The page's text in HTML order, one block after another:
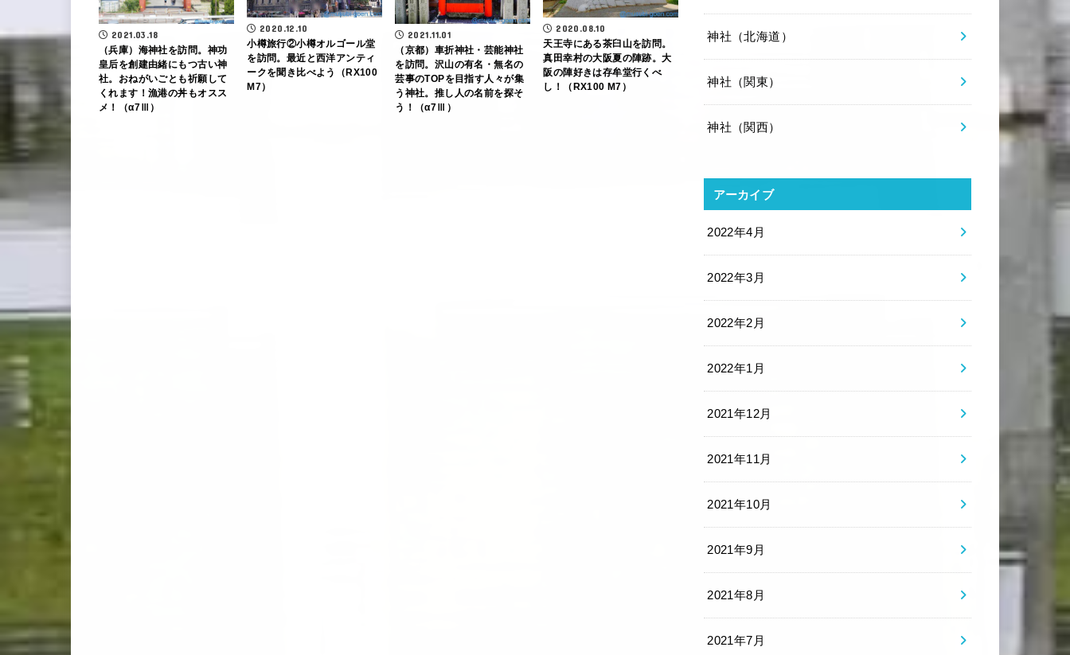
2021.03.18
（兵庫）海神社を訪問。神功
皇后を創建由緒にもつ古い神
社。おねがいごとも祈願して
くれます！漁港の丼もオスス
メ！（α7Ⅲ）
2020.12.10
小樽旅行②小樽オルゴール堂
を訪問。最近と西洋アンティ
ークを聞き比べよう（RX100
M7）
2021.11.01
（京都）車折神社・芸能神社
を訪問。沢山の有名・無名の
芸事のTOPを目指す人々が集
う神社。推し人の名前を探そ
う！（α7Ⅲ）
2020.08.10
天王寺にある茶臼山を訪問。
真田幸村の大阪夏の陣跡。大
阪の陣好きは存牟堂行くべ
し！（RX100 M7）
神社（北海道）
神社（関東）
神社（関西）
アーカイブ
2022年4月
2022年3月
2022年2月
2022年1月
2021年12月
2021年11月
2021年10月
2021年9月
2021年8月
2021年7月